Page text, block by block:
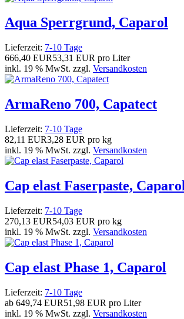
Aqua Sperrgrund, Caparol
Lieferzeit: 7-10 Tage
666,40 EUR53,31 EUR pro Liter
inkl. 19 % MwSt. zzgl. Versandkosten
ArmaReno 700, Capatect
Lieferzeit: 7-10 Tage
82,11 EUR3,28 EUR pro kg
inkl. 19 % MwSt. zzgl. Versandkosten
Cap elast Faserpaste, Caparol
Lieferzeit: 7-10 Tage
270,13 EUR54,03 EUR pro kg
inkl. 19 % MwSt. zzgl. Versandkosten
Cap elast Phase 1, Caparol
Lieferzeit: 7-10 Tage
ab 649,74 EUR51,98 EUR pro Liter
inkl. 19 % MwSt. zzgl. Versandkosten